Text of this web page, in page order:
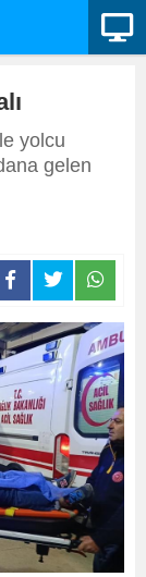
yolcu
gelen